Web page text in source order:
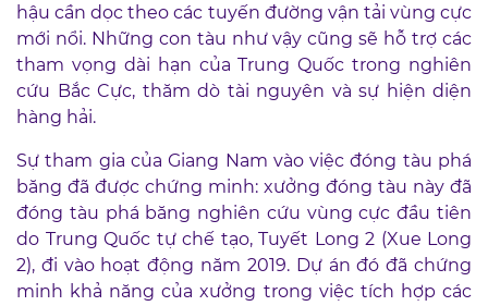
hậu cần dọc theo các tuyến đường vận tải vùng cực
mới nổi. Những con tàu như vậy cũng sẽ hỗ trợ các
tham vọng dài hạn của Trung Quốc trong nghiên
cứu Bắc Cực, thăm dò tài nguyên và sự hiện diện
hàng hải.
Sự tham gia của Giang Nam vào việc đóng tàu phá
băng đã được chứng minh: xưởng đóng tàu này đã
đóng tàu phá băng nghiên cứu vùng cực đầu tiên
do Trung Quốc tự chế tạo, Tuyết Long 2 (Xue Long
2), đi vào hoạt động năm 2019. Dự án đó đã chứng
minh khả năng của xưởng trong việc tích hợp các